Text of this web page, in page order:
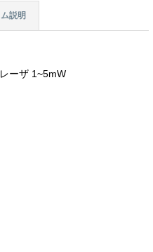
説明
ーザ 1~5mW